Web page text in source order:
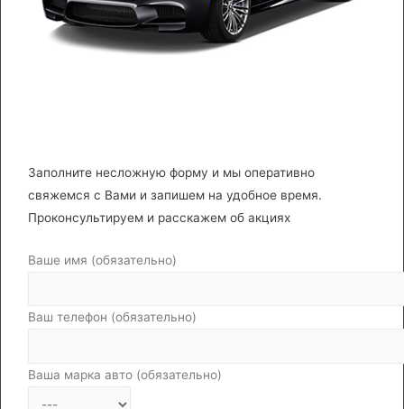
Заполните несложную форму и мы оперативно
свяжемся с Вами и запишем на удобное время.
Проконсультируем и расскажем об акциях
Ваше имя (обязательно)
Ваш телефон (обязательно)
Ваша марка авто (обязательно)